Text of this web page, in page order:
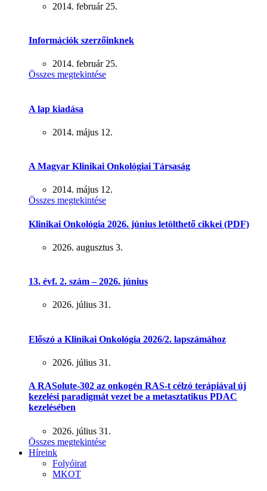
2014. február 25.
Információk szerzőinknek
2014. február 25.
Összes megtekintése
A lap kiadása
2014. május 12.
A Magyar Klinikai Onkológiai Társaság
2014. május 12.
Összes megtekintése
Klinikai Onkológia 2026. június letölthető cikkei (PDF)
2026. augusztus 3.
13. évf. 2. szám – 2026. június
2026. július 31.
Előszó a Klinikai Onkológia 2026/2. lapszámához
2026. július 31.
A RASolute-302 az onkogén RAS-t célzó terápiával új
kezelési paradigmát vezet be a metasztatikus PDAC
kezelésében
2026. július 31.
Összes megtekintése
Híreink
Folyóirat
MKOT